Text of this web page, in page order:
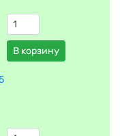
В корзину